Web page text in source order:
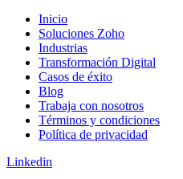
Inicio
Soluciones Zoho
Industrias
Transformación Digital
Casos de éxito
Blog
Trabaja con nosotros
Términos y condiciones
Política de privacidad
Linkedin